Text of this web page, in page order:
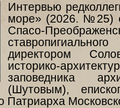
Интервью
море» (2026. №25)
Спасо-
директором
историко-
заповедника
(Шутовым),
Патриарха